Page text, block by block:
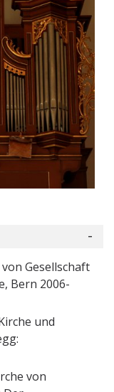
Gesellschaft
Bern 2006-
und
von